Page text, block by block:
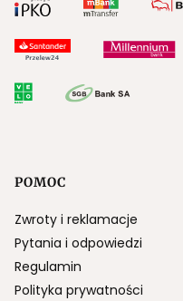
Linki w stopce
POMOC
Zwroty i reklamacje
Pytania i odpowiedzi
Regulamin
Polityka prywatności